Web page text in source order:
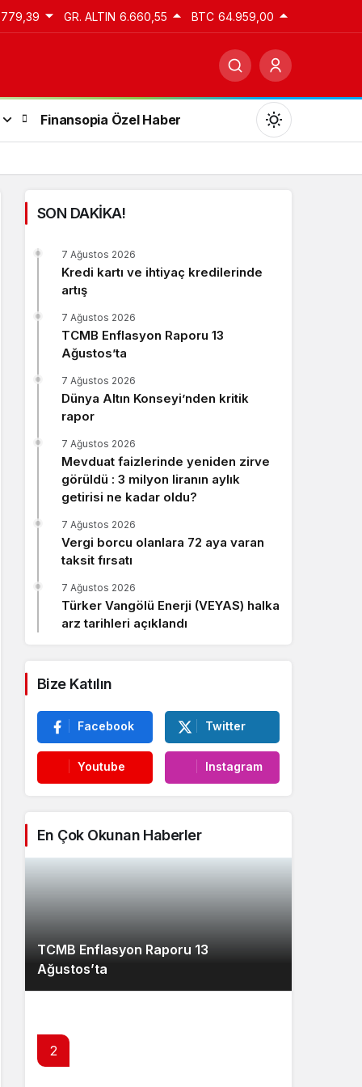
GR. ALTIN 6.660,55 BTC 64.959,00
Finansopia Özel Haber
Gündüz modunu seçin.
Gece Modu
Gece modunu seçin.
Sistem Modu
Sistem modunu seçin.
SON DAKİKA!
Kredi kartı ve ihtiyaç kredilerinde
artış
7 Ağustos 2026
TCMB Enflasyon Raporu 13
Ağustos’ta
7 Ağustos 2026
Dünya Altın Konseyi’nden kritik
rapor
7 Ağustos 2026
Mevduat faizlerinde yeniden zirve
görüldü : 3 milyon liranın aylık
getirisi ne kadar oldu?
7 Ağustos 2026
Vergi borcu olanlara 72 aya varan
taksit fırsatı
7 Ağustos 2026
Türker Vangölü Enerji (VEYAS) halka
arz tarihleri açıklandı
7 Ağustos 2026
Bize Katılın
Facebook Twitter
Youtube Instagram
En Çok Okunan Haberler
TCMB Enflasyon Raporu 13
Ağustos’ta
2